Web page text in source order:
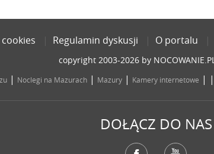
Regulamin dyskusji O portalu
copyright 2003-2026 by
| Noclegi na Mazurach | Mazury | Kamery internetowe | |
DOŁĄCZ DO NAS